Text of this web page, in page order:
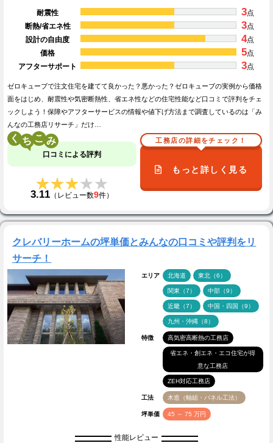
耐震性 3点
断熱/省エネ性
3点
設計の自由度
4点
価格
5点
アフターサポート
3点
ゼロキューブで注文住宅を建てて良かった？悪かった？ゼロキューブの実例から価格
面をはじめ、耐震性や気密断熱性、省エネ性などの住宅性能など口コミで評判をチェ
ックしよう！保障やアフターサービスの情報や値下げ方法まで調査しているのは「み
んなの工務店リサーチ」だけ…
く こ
口コミによる評判
★★★★★
★★★★★
3.11 （レビュー数9件）
工務店の詳細をチェック！
もっと詳しく見る
クレバリーホームの坪単価とみんなの口コミや評判をリ
サーチ！
エリア 北海道 東北（6）
関東（7） 中部（9）
近畿（7） 中国・四国（9）
九州・沖縄（8）
特徴 高気密高断熱の工務店
省エネ・創エネ・エコ住宅が得
意な工務店
ZEH対応工務店
工法 木造（軸組・パネル工法）
坪単価 45 ～ 75 万円
性能レビュー